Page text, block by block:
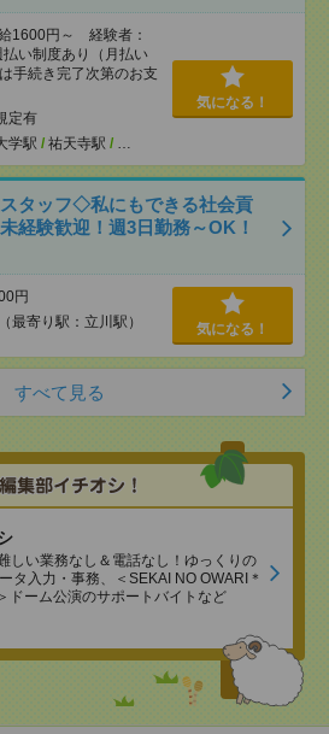
1600円～ 経験者：
い制度あり（月払い
手続き完了次第のお支
定有
学駅 / 祐天寺駅 / …
気になる！
タッフ◇私にもできる社会貢
経験歓迎！週3日勤務～OK！
円
最寄り駅：立川駅） 気になる！
すべて見る
しい業務なし＆電話なし！ゆっくりの
タ入力・事務、＜SEKAI NO OWARI＊
ドーム公演のサポートバイトなど